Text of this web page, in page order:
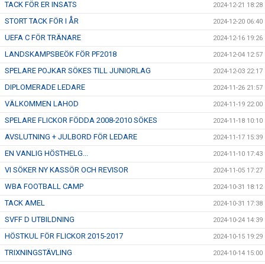
TACK FÖR ER INSATS 2024-12-21 18:28
STORT TACK FÖR I ÅR 2024-12-20 06:40
UEFA C FÖR TRÄNARE 2024-12-16 19:26
LANDSKAMPSBEÖK FÖR PF2018 2024-12-04 12:57
SPELARE POJKAR SÖKES TILL JUNIORLAG 2024-12-03 22:17
DIPLOMERADE LEDARE 2024-11-26 21:57
VÄLKOMMEN LAHOD 2024-11-19 22:00
SPELARE FLICKOR FÖDDA 2008-2010 SÖKES 2024-11-18 10:10
AVSLUTNING + JULBORD FÖR LEDARE 2024-11-17 15:39
EN VANLIG HÖSTHELG... 2024-11-10 17:43
VI SÖKER NY KASSÖR OCH REVISOR 2024-11-05 17:27
WBA FOOTBALL CAMP 2024-10-31 18:12
TACK AMEL 2024-10-31 17:38
SVFF D UTBILDNING 2024-10-24 14:39
HÖSTKUL FÖR FLICKOR 2015-2017 2024-10-15 19:29
TRIXNINGSTÄVLING 2024-10-14 15:00